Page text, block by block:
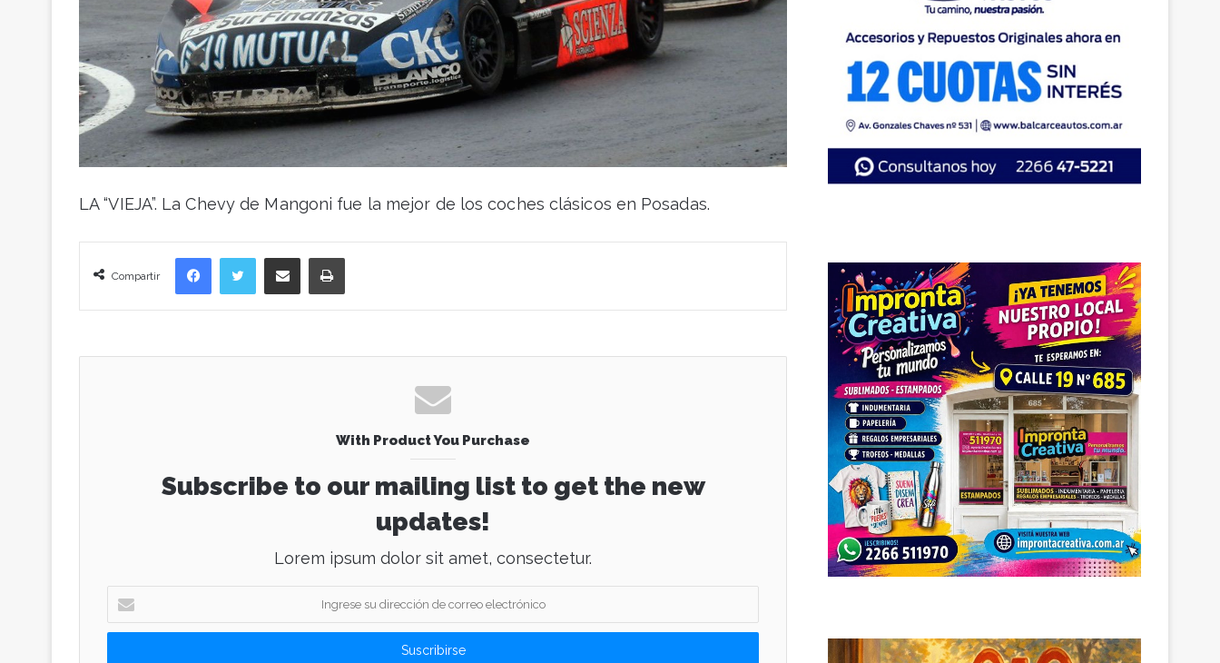
LA “VIEJA”. La Chevy de Mangoni fue la mejor de los coches clásicos en Posadas.
Compartir
Facebook Compartir vía correo electrónico
With Product You Purchase
Subscribe to our mailing list to get the new
updates!
Lorem ipsum dolor sit amet, consectetur.
g